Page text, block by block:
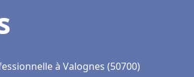
à Valognes (50700)